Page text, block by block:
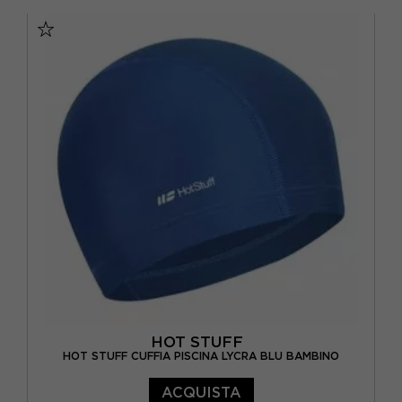
BIANCO
(2)
ROSA
VIOLA
HOT STUFF
HOT STUFF CUFFIA PISCINA LYCRA BLU BAMBINO
ACQUISTA